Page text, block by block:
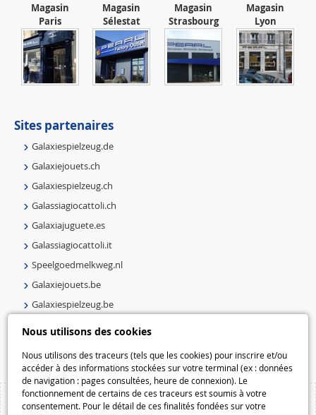
Nous utilisons des cookies
Nous utilisons des traceurs (tels que les cookies) pour inscrire et/ou
accéder à des informations stockées sur votre terminal (ex : données
de navigation : pages consultées, heure de connexion). Le
fonctionnement de certains de ces traceurs est soumis à votre
consentement. Pour le détail de ces finalités fondées sur votre
Magasin
Paris
Magasin
Sélestat
Magasin
Strasbourg
Magasin
Lyon
Sites partenaires
Galaxiespielzeug.de
Galaxiejouets.ch
Galaxiespielzeug.ch
Galassiagiocattoli.ch
Galaxiajuguete.es
Galassiagiocattoli.it
Speelgoedmelkweg.nl
Galaxiejouets.be
Galaxiespielzeug.be